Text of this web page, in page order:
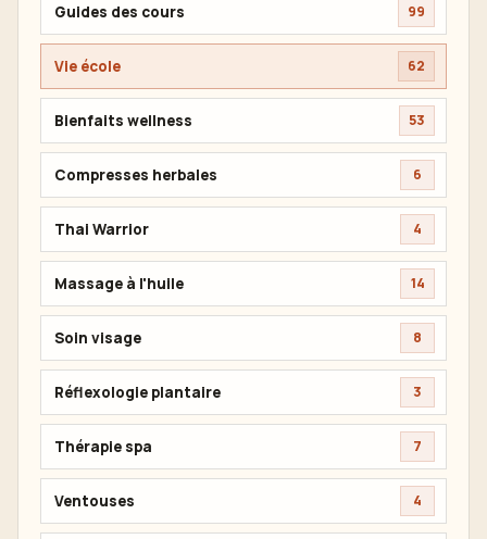
Guides des cours 99
Vie école 62
Bienfaits wellness 53
Compresses herbales 6
Thai Warrior 4
Massage à l'huile 14
Soin visage 8
Réflexologie plantaire 3
Thérapie spa 7
Ventouses 4